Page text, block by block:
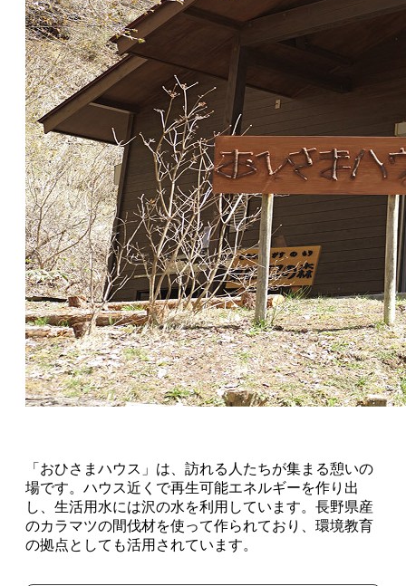
「おひさまハウス」は、訪れる人たちが集まる憩いの
場です。ハウス近くで再生可能エネルギーを作り出
し、生活用水には沢の水を利用しています。長野県産
のカラマツの間伐材を使って作られており、環境教育
の拠点としても活用されています。